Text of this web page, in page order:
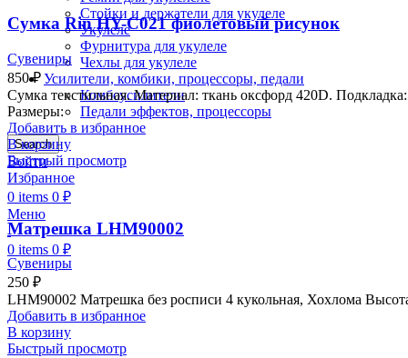
Стойки и держатели для укулеле
Укулеле
Фурнитура для укулеле
Чехлы для укулеле
Усилители, комбики, процессоры, педали
Комбоусилители
Педали эффектов, процессоры
Search
Войти
Избранное
0 items 0 ₽
Меню
0 items 0 ₽
Сумка Rin HY-C021 фиолетовый рисунок
Сувениры
850₽
Сумка текстильная. Материал: ткань оксфорд 420D.
Размеры:
Добавить в избранное
В корзину
Быстрый просмотр
Матрешка LHM90002
Сувениры
250 ₽
LHM90002 Матрешка без росписи 4 кукольная, Хохлома
Добавить в избранное
В корзину
Быстрый просмотр